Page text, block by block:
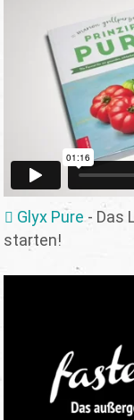
Glyx Pure- Das
starten!